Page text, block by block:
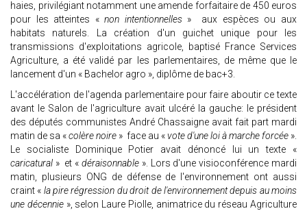
haies, privilégiant notamment une amende forfaitaire de 450 euros
pour les atteintes «non intentionnelles» aux espèces ou aux
habitats naturels. La création d'un guichet unique pour les
transmissions d'exploitations agricole, baptisé France Services
Agriculture, a été validé par les parlementaires, de même que le
lancement d'un « Bachelor agro », diplôme de bac+3.
L'accélération de l'agenda parlementaire pour faire aboutir ce texte
avant le Salon de l'agriculture avait ulcéré la gauche: le président
des députés communistes André Chassaigne avait fait part mardi
matin de sa «colère noire » face au «vote d'une loi à marche forcée ».
Le socialiste Dominique Potier avait dénoncé lui un texte «
caricatural » et « déraisonnable ». Lors d'une visioconférence mardi
matin, plusieurs ONG de défense de l'environnement ont aussi
craint « la pire régression du droit de l'environnement depuis au moins
une décennie », selon Laure Piolle, animatrice du réseau Agriculture